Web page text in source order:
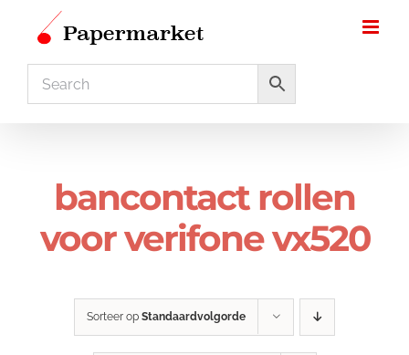
bancontact rollen
voor verifone vx520
Sorteer op Standaardvolgorde